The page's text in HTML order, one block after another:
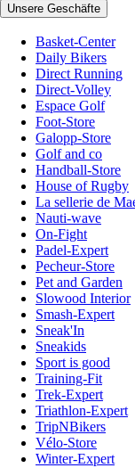
Unsere Geschäfte
Basket-Center
Daily Bikers
Direct Running
Direct-Volley
Espace Golf
Foot-Store
Galopp-Store
Golf and co
Handball-Store
House of Rugby
La sellerie de
Nauti-wave
On-Fight
Padel-Expert
Pecheur-Store
Pet and Garden
Slowood Interior
Smash-Expert
Sneak'In
Sneakids
Sport is good
Training-Fit
Trek-Expert
Triathlon-Expert
TripNBikers
Vélo-Store
Winter-Expert